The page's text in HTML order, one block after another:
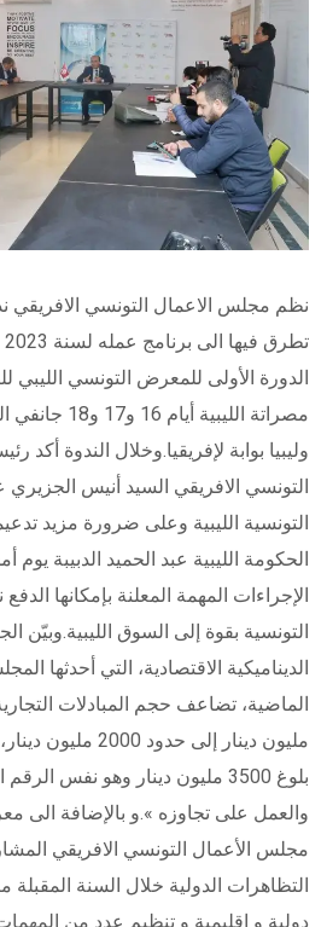
نظم مجلس الاعمال التونسي الافريقي
الدورة الأولى للمعرض التونسي الليبي
مصراتة
وليبيا بوابة لإفريقيا.وخلال الندوة
التونسي الافريقي السيد أنيس
التونسية الليبية وعلى ضرورة مزيد
الحكومة الليبية عبد الحميد الدبيبة
الإجراءات المهمة المعلنة بإمكانها
التونسية بقوة إلى السوق الليبية.وبيّن
الديناميكية الاقتصادية، التي أحدثها
مليون دينار إلى
والعمل على تجاوزه ».و بالإضافة الى
مجلس الأعمال التونسي الافريقي
التظاهرات الدولية خلال السنة المقبلة
دولية و إقليمية و تنظيم عدد من